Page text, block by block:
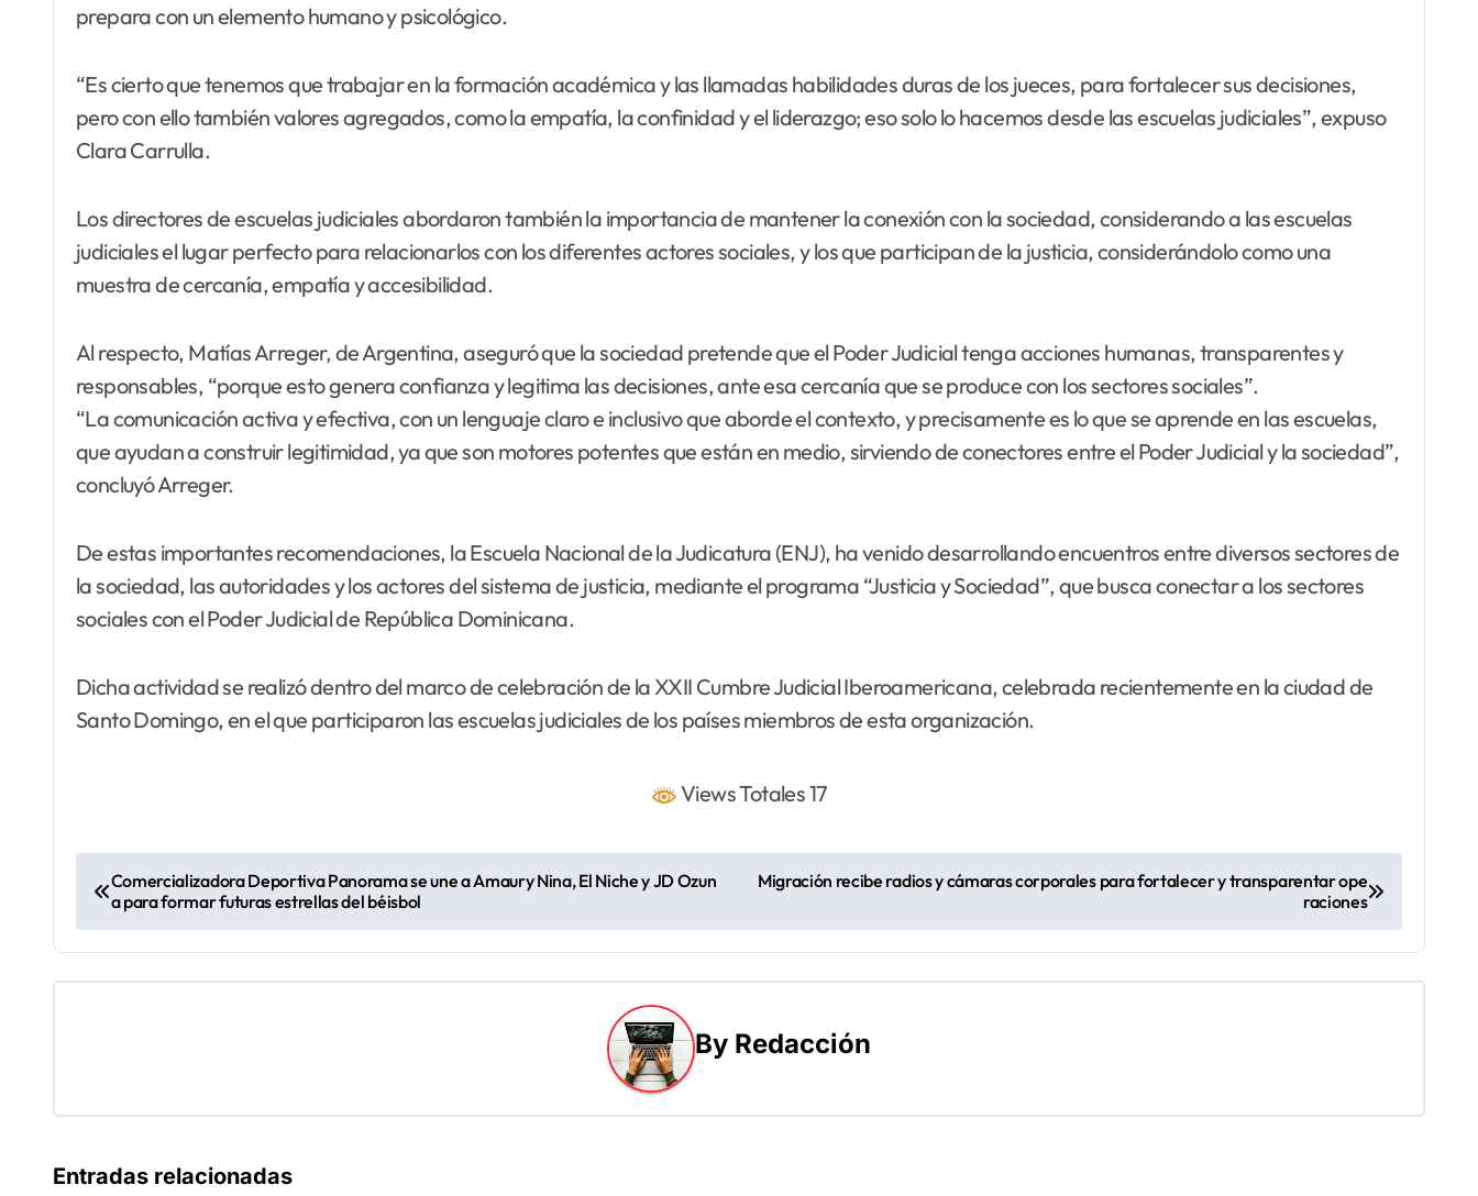
prepara con un elemento humano y psicológico.
“Es cierto que tenemos que trabajar en la formación académica y las llamadas habilidades duras de los jueces, para fortalecer sus decisiones,
pero con ello también valores agregados, como la empatía, la confinidad y el liderazgo; eso solo lo hacemos desde las escuelas judiciales”, expuso
Clara Carrulla.
Los directores de escuelas judiciales abordaron también la importancia de mantener la conexión con la sociedad, considerando a las escuelas
judiciales el lugar perfecto para relacionarlos con los diferentes actores sociales, y los que participan de la justicia, considerándolo como una
muestra de cercanía, empatía y accesibilidad.
Al respecto, Matías Arreger, de Argentina, aseguró que la sociedad pretende que el Poder Judicial tenga acciones humanas, transparentes y
responsables, “porque esto genera confianza y legitima las decisiones, ante esa cercanía que se produce con los sectores sociales”.
“La comunicación activa y efectiva, con un lenguaje claro e inclusivo que aborde el contexto, y precisamente es lo que se aprende en las escuelas,
que ayudan a construir legitimidad, ya que son motores potentes que están en medio, sirviendo de conectores entre el Poder Judicial y la sociedad”,
concluyó Arreger.
De estas importantes recomendaciones, la Escuela Nacional de la Judicatura (ENJ), ha venido desarrollando encuentros entre diversos sectores de
la sociedad, las autoridades y los actores del sistema de justicia, mediante el programa “Justicia y Sociedad”, que busca conectar a los sectores
sociales con el Poder Judicial de República Dominicana.
Dicha actividad se realizó dentro del marco de celebración de la XXII Cumbre Judicial Iberoamericana, celebrada recientemente en la ciudad de
Santo Domingo, en el que participaron las escuelas judiciales de los países miembros de esta organización.
Views Totales 17
N
a
v
Comercializadora Deportiva Panorama se une a Amaury Nina, El Niche y JD Ozun
a para formar futuras estrellas del béisbol
Migración recibe radios y cámaras corporales para fortalecer y transparentar ope
raciones
By Redacción
Entradas relacionadas